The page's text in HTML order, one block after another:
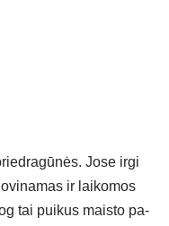
Jo­se ir­gi
ir lai­ko­mos
tai pui­kus mais­to pa­